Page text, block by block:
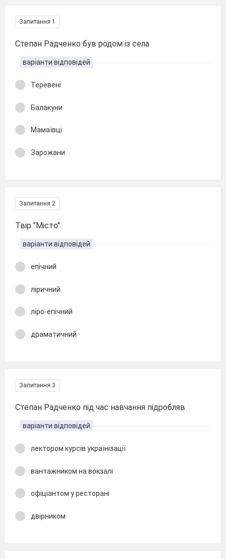
Запитання 1
Степан Радченко був родом із села
варіанти відповідей
Теревені
Балакуни
Мамаївці
Зарожани
Запитання 2
Твір "Місто"
варіанти відповідей
епічний
ліричний
ліро-епічний
драматичний
Запитання 3
Степан Радченко під час навчання підробляв
варіанти відповідей
лектором курсів українізації
вантажником на вокзалі
офіціантом у ресторані
двірником